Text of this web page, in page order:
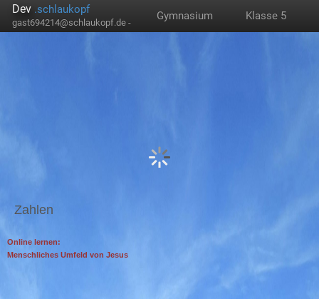
Dev .schlaukopf
gast694214@schlaukopf.de -
Gymnasium Klasse 5
Zahlen
Online lernen:
Menschliches Umfeld von Jesus